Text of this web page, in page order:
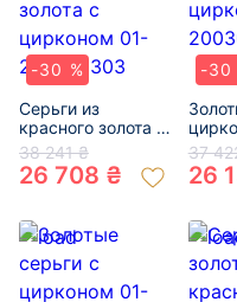
-30 %
Серьги из
красного золота с
цирконом 01-
200330303
38 241 ₴
26 708 ₴
-30
37
26